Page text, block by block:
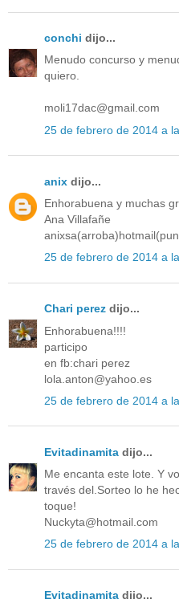
conchi dijo...
Menudo concurso y
quiero.
moli17dac@gmail.com
25 de febrero de 2014 a
anix dijo...
Enhorabuena y muchas
Ana Villafañe
25 de febrero de 2014 a
Chari perez dijo...
Enhorabuena!!!!
participo
en fb:chari perez
lola.anton@yahoo.es
25 de febrero de 2014 a
Evitadinamita dijo...
Me encanta este lote. Y
través del.Sorteo lo he
toque!
Nuckyta@hotmail.com
25 de febrero de 2014 a
Evitadinamita dijo...